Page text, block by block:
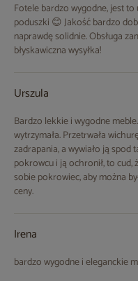
Fotele bardzo wygodne, jest
poduszki 😊 Jakość bardzo
naprawdę solidnie. Obsługa
błyskawiczna wysyłka!
Urszula
Bardzo lekkie i wygodne
wytrzymała. Przetrwała
zadrapania, a wywiało ją spod
pokrowcu i ją ochronił, to cud,
sobie pokrowiec, aby można
ceny.
Irena
bardzo wygodne i eleganckie